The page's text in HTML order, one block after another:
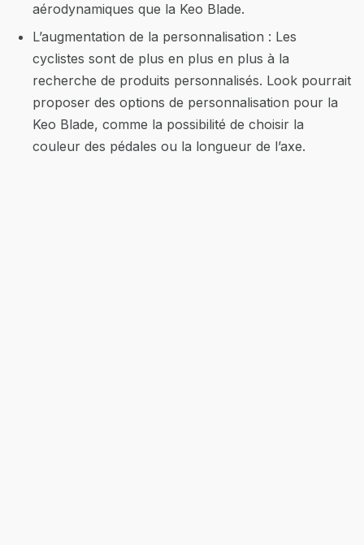
aérodynamiques que la Keo Blade.
L’augmentation de la personnalisation : Les
cyclistes sont de plus en plus en plus à la
recherche de produits personnalisés. Look pourrait
proposer des options de personnalisation pour la
Keo Blade, comme la possibilité de choisir la
couleur des pédales ou la longueur de l’axe.